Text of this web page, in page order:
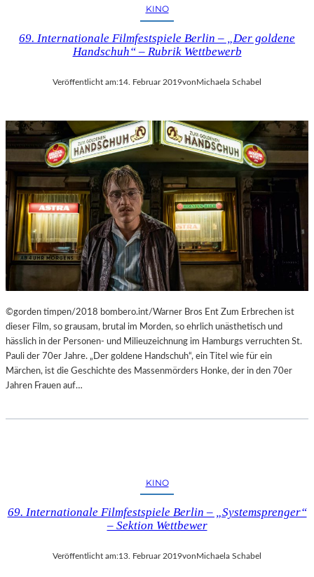
V
N
I
V
E
R
M
U
M
M
I
N
D
E
G
A
L
E
R
L
KINO
69. Internationale Filmfestspiele Berlin – „Der goldene
Handschuh“ – Rubrik Wettbewerb
Veröffentlicht am:14. Februar 2019von Michaela Schabel
©gorden timpen/2018 bombero.int/Warner Bros Ent Zum Erbrechen ist
dieser Film, so grausam, brutal im Morden, so ehrlich unästhetisch und
hässlich in der Personen- und Milieuzeichnung im Hamburgs verruchten St.
Pauli der 70er Jahre. „Der goldene Handschuh“, ein Titel wie für ein
Märchen, ist die Geschichte des Massenmörders Honke, der in den 70er
Jahren Frauen auf…
KINO
69. Internationale Filmfestspiele Berlin – „Systemsprenger“
– Sektion Wettbewer
Veröffentlicht am:13. Februar 2019vonMichaela Schabel